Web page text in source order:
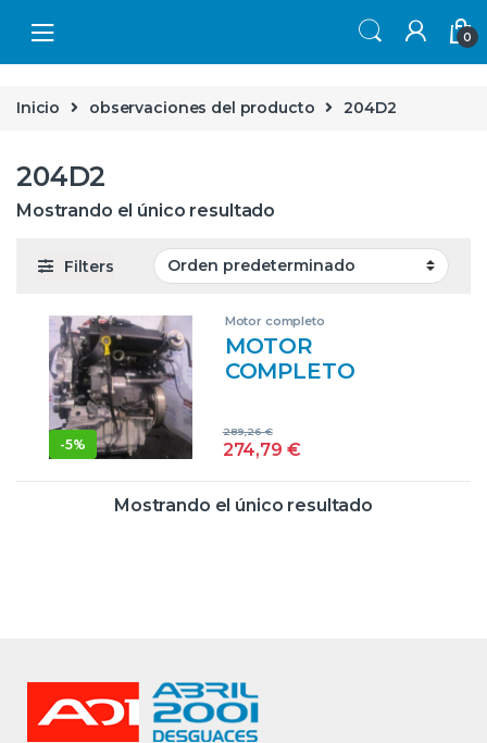
0
Inicio observaciones del producto 204D2
204D2
Mostrando el único resultado
Filters
-5%
Motor completo
MOTOR
COMPLETO
CDTI 204D2 GRIS
USADO
274,79 €
289,26€
Mostrando el único resultado